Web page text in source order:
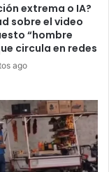
extrema o IA?
sobre el video
“hombre
circula en redes
ago